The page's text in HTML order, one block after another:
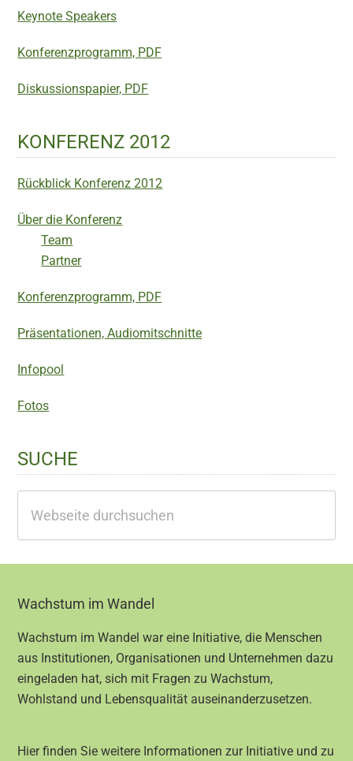
Keynote Speakers
Konferenzprogramm, PDF
Diskussionspapier, PDF
KONFERENZ 2012
Rückblick Konferenz 2012
Über die Konferenz
Team
Partner
Konferenzprogramm, PDF
Präsentationen, Audiomitschnitte
Infopool
Fotos
SUCHE
durchsuchen
Footer
Wachstum im Wandel
Wachstum im Wandel war eine Initiative, die Menschen
aus Institutionen, Organisationen und Unternehmen dazu
eingeladen hat, sich mit Fragen zu Wachstum,
Wohlstand und Lebensqualität auseinanderzusetzen.
Hier finden Sie weitere Informationen zur Initiative und zu